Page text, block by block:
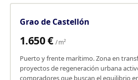
Grao de Castellón
1.650 €/ m²
Puerto y frente marítimo. Zona en
proyectos de regeneración urbana
compradores que buscan el equilibrio